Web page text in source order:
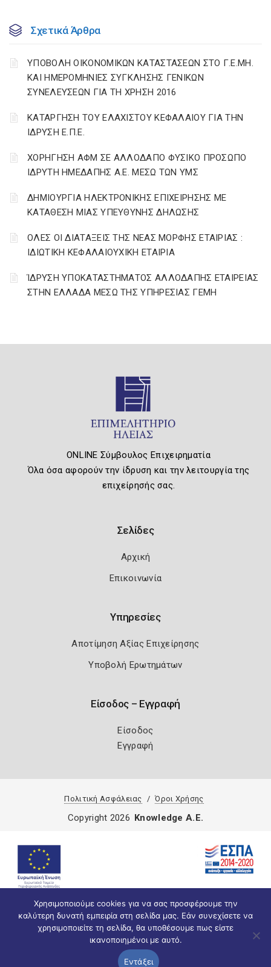
Σχετικά Άρθρα
ΥΠΟΒΟΛΗ ΟΙΚΟΝΟΜΙΚΩΝ ΚΑΤΑΣΤΑΣΕΩΝ ΣΤΟ Γ.Ε.ΜΗ.
ΚΑΙ ΗΜΕΡΟΜΗΝΙΕΣ ΣΥΓΚΛΗΣΗΣ ΓΕΝΙΚΩΝ
ΣΥΝΕΛΕΥΣΕΩΝ ΓΙΑ ΤΗ ΧΡΗΣΗ 2016
ΚΑΤΑΡΓΗΣΗ ΤΟΥ ΕΛΑΧΙΣΤΟΥ ΚΕΦΑΛΑΙΟΥ ΓΙΑ ΤΗΝ
ΙΔΡΥΣΗ Ε.Π.Ε.
ΧΟΡΗΓΗΣΗ ΑΦΜ ΣΕ ΑΛΛΟΔΑΠΟ ΦΥΣΙΚΟ ΠΡΟΣΩΠΟ
ΙΔΡΥΤΗ ΗΜΕΔΑΠΗΣ Α.Ε. ΜΕΣΩ ΤΩΝ ΥΜΣ
ΔΗΜΙΟΥΡΓΙΑ ΗΛΕΚΤΡΟΝΙΚΗΣ ΕΠΙΧΕΙΡΗΣΗΣ ΜΕ
ΚΑΤΑΘΕΣΗ ΜΙΑΣ ΥΠΕΥΘΥΝΗΣ ΔΗΛΩΣΗΣ
ΟΛΕΣ ΟΙ ΔΙΑΤΑΞΕΙΣ ΤΗΣ ΝΕΑΣ ΜΟΡΦΗΣ ΕΤΑΙΡΙΑΣ :
ΙΔΙΩΤΙΚΗ ΚΕΦΑΛΑΙΟΥΧΙΚΗ ΕΤΑΙΡΙΑ
ΊΔΡΥΣΗ ΥΠΟΚΑΤΑΣΤΗΜΑΤΟΣ ΑΛΛΟΔΑΠΗΣ ΕΤΑΙΡΕΙΑΣ
ΣΤΗΝ ΕΛΛΑΔΑ ΜΕΣΩ ΤΗΣ ΥΠΗΡΕΣΙΑΣ ΓΕΜΗ
ONLINE Σύμβουλος Επιχειρηματία
Όλα όσα αφορούν την ίδρυση και την λειτουργία της
επιχείρησής σας.
Σελίδες
Αρχική
Επικοινωνία
Υπηρεσίες
Αποτίμηση Αξίας Επιχείρησης
Υποβολή Ερωτημάτων
Είσοδος – Εγγραφή
Είσοδος
Εγγραφή
Πολιτική Ασφάλειας Όροι Χρήσης
Χρησιμοποιούμε cookies για να σας προσφέρουμε την
καλύτερη δυνατή εμπειρία στη σελίδα μας. Εάν συνεχίσετε να
χρησιμοποιείτε τη σελίδα, θα υποθέσουμε πως είστε
ικανοποιημένοι με αυτό.
Εντάξει
Copyright 2026 Knowledge A.E.